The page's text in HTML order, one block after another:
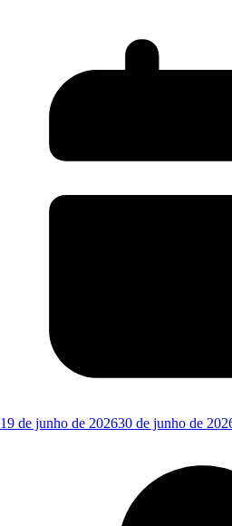
19 de junho de 202630 de junho de